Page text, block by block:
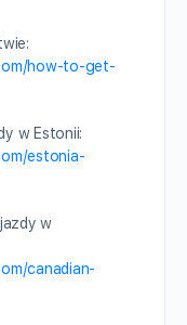
how-to-get-
w Estonii:
estonia-
w
canadian-